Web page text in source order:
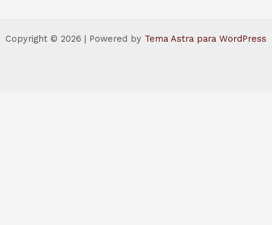
Copyright © 2026 | Powered by Tema Astra para WordPress